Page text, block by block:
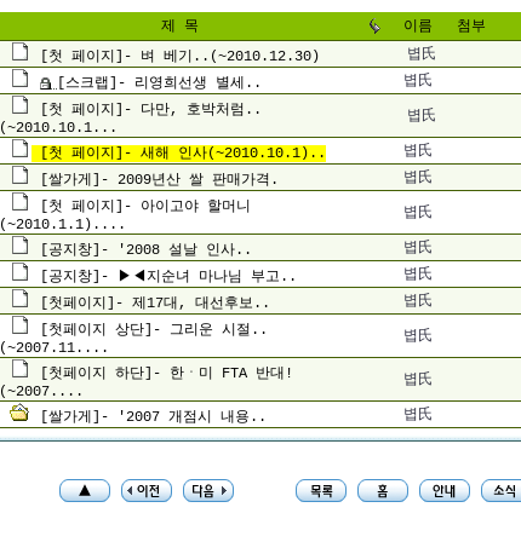
제 목 이름 첨부
[첫 페이지]- 벼 베기..(~2010.12.30) 볍氏
[스크랩]- 리영희선생 별세.. 볍氏
[첫 페이지]- 다만, 호박처럼..
(~2010.10.1...
볍氏
[첫 페이지]- 새해 인사(~2010.10.1).. 볍氏
[쌀가게]- 2009년산 쌀 판매가격. 볍氏
[첫 페이지]- 아이고야 할머니
(~2010.1.1)....
볍氏
[공지창]- '2008 설날 인사.. 볍氏
[공지창]- ▶◀지순녀 마나님 부고.. 볍氏
[첫페이지]- 제17대, 대선후보.. 볍氏
[첫페이지 상단]- 그리운 시절..
(~2007.11....
볍氏
[첫페이지 하단]- 한ㆍ미 FTA 반대!
(~2007....
볍氏
[쌀가게]- '2007 개점시 내용.. 볍氏